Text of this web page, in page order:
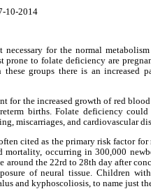
10-2014
necessary for the normal
prone to folate deficiency are
these groups there is an
for the increased growth of red
births. Folate deficiency
miscarriages, and cardiovascular
cited as the primary risk factor
occurring in 300,000
around the 22rd to 28th day after
of neural tissue. Children
and kyphoscoliosis, to name just